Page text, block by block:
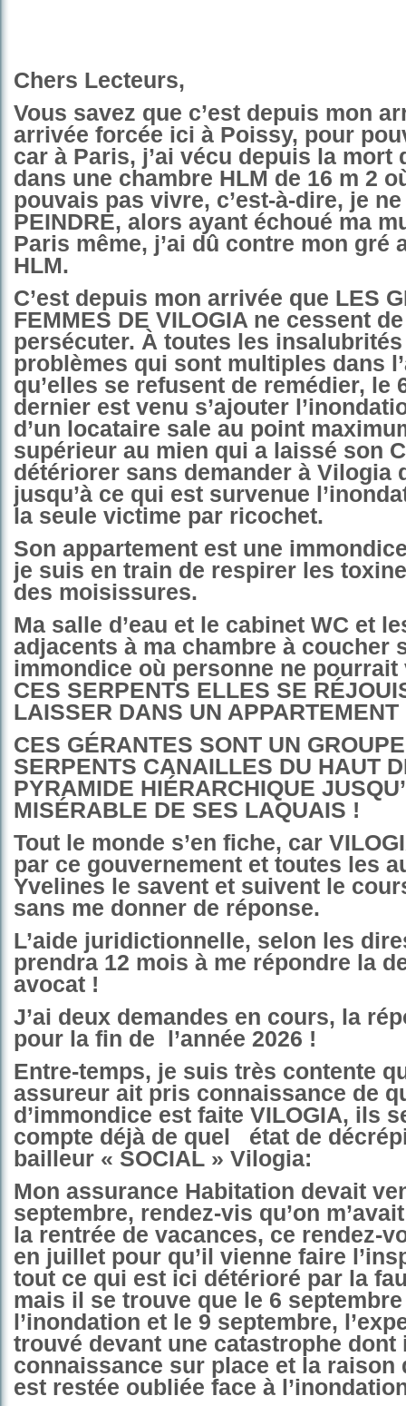
Chers Lecteurs,
Vous savez que c’est depuis mon
arrivée forcée ici à Poissy, pour
car à Paris, j’ai vécu depuis la mort
dans une chambre HLM de 16 m 2
pouvais pas vivre, c’est-à-dire, je
PEINDRE, alors ayant échoué ma
Paris même, j’ai dû contre mon gré
HLM.
C’est depuis mon arrivée que LES
FEMMES DE VILOGIA ne cessent
persécuter. À toutes les
problèmes qui sont multiples dans
qu’elles se refusent de remédier, le
dernier est venu s’ajouter
d’un locataire sale au point
supérieur au mien qui a laissé son
détériorer sans demander à Vilogia
jusqu’à ce qui est survenue
la seule victime par ricochet.
Son appartement est une
je suis en train de respirer les
des moisissures.
Ma salle d’eau et le cabinet WC et
adjacents à ma chambre à coucher
immondice où personne ne pourrait
CES SERPENTS ELLES SE
LAISSER DANS UN
CES GÉRANTES SONT UN
SERPENTS CANAILLES DU HAUT
PYRAMIDE HIÉRARCHIQUE
MISÉRABLE DE SES LAQUAIS !
Tout le monde s’en fiche, car
par ce gouvernement et toutes les
Yvelines le savent et suivent le
sans me donner de réponse.
L’aide juridictionnelle, selon les
prendra 12 mois à me répondre la
avocat !
J’ai deux demandes en cours, la
pour la fin de
l’année 2026 !
Entre-temps, je suis très contente
assureur ait pris connaissance de
d’immondice est faite VILOGIA, ils
compte déjà de quel
état de
bailleur « SOCIAL » Vilogia:
Mon assurance Habitation devait
septembre, rendez-vis qu’on
la rentrée de vacances, ce rendez-
en juillet pour qu’il vienne faire
tout ce qui est ici détérioré par la
mais il se trouve que le 6
l’inondation et le 9 septembre,
trouvé devant une catastrophe dont
connaissance sur place et la raison
est restée oubliée face à